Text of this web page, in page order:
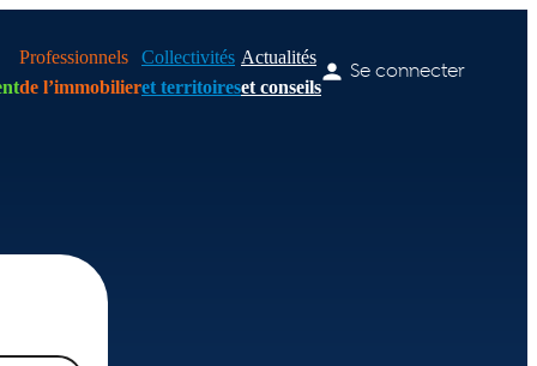
Professionnels
de l’immobilier
Collectivités
et territoires
Actualités
et conseils
Se connecter